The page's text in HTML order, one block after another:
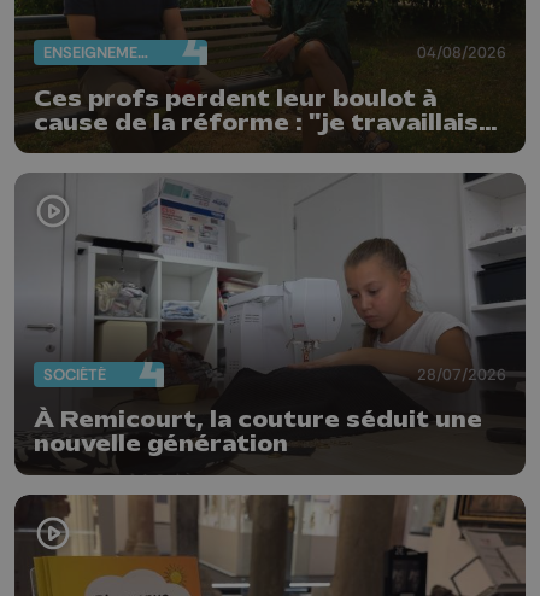
ENSEIGNEMENT 04/08/2026
Ces profs perdent leur boulot à
cause de la réforme : "je travaillais
bien plus comme prof que comme
pharmacienne"
SOCIÉTÉ 28/07/2026
À Remicourt, la couture séduit une
nouvelle génération